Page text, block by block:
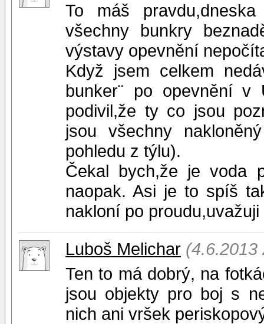
To máš
všechny bunkry
výstavy opevnění
Když jsem celkem
bunker¨ po opevnění
podivil,že ty co jsou
jsou všechny
pohledu z týlu).
Čekal bych,že je voda
naopak. Asi je to spíš
nakloní po
Luboš Melichar (4.6.2013
Ten to má dobrý, na
jsou objekty pro boj s
nich ani vršek